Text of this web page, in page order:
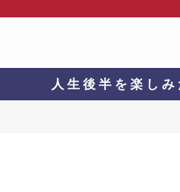
人 生 後 半 を 楽 し み